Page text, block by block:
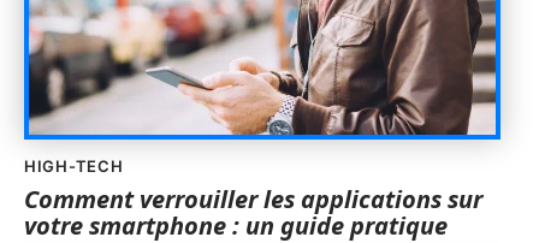
HIGH-TECH
Comment verrouiller les applications sur
votre smartphone : un guide pratique